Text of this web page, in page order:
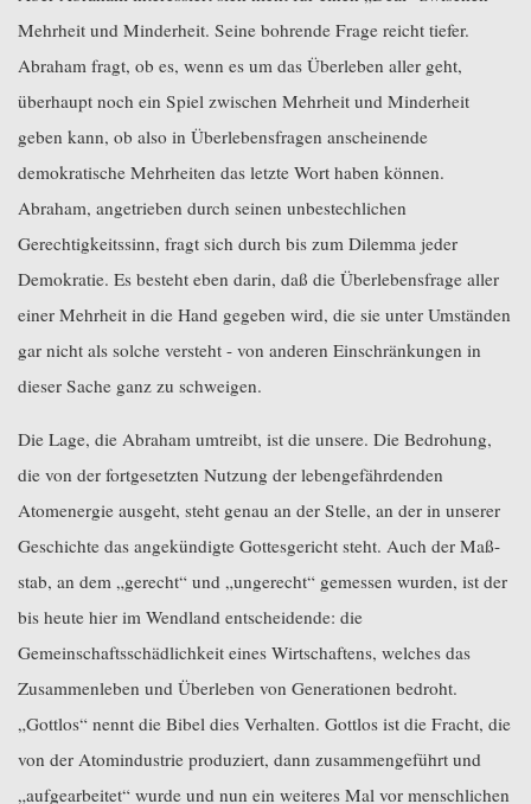
Mehrheit und Minderheit. Seine bohrende Frage reicht tiefer.
Abraham fragt, ob es, wenn es um das Überleben aller geht,
überhaupt noch ein Spiel zwischen Mehrheit und Minderheit
geben kann, ob also in Überlebensfragen anscheinende
demokratische Mehrheiten das letzte Wort haben können.
Abraham, angetrieben durch seinen unbestechlichen
Gerechtigkeitssinn, fragt sich durch bis zum Dilemma jeder
Demokratie. Es besteht eben darin, daß die Überlebensfrage aller
einer Mehrheit in die Hand gegeben wird, die sie unter Umständen
gar nicht als solche versteht - von anderen Einschränkungen in
dieser Sache ganz zu schweigen.
Die Lage, die Abraham umtreibt, ist die unsere. Die Bedrohung,
die von der fortgesetzten Nutzung der lebengefährdenden
Atomenergie ausgeht, steht genau an der Stelle, an der in unserer
Geschichte das angekündigte Gottesgericht steht. Auch der Maß-
stab, an dem „gerecht“ und „ungerecht“ gemessen wurden, ist der
bis heute hier im Wendland entscheidende: die
Gemeinschaftsschädlichkeit eines Wirtschaftens, welches das
Zusammenleben und Überleben von Generationen bedroht.
„Gottlos“ nennt die Bibel dies Verhalten. Gottlos ist die Fracht, die
von der Atomindustrie produziert, dann zusammengeführt und
„aufgearbeitet“ wurde und nun ein weiteres Mal vor menschlichen